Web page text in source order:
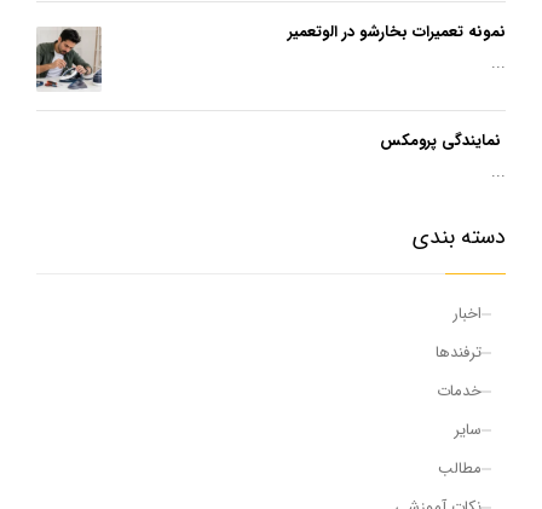
نمونه تعمیرات بخارشو در الوتعمیر
...
نمایندگی پرومکس
...
دسته بندی
اخبار
ترفندها
خدمات
سایر
مطالب